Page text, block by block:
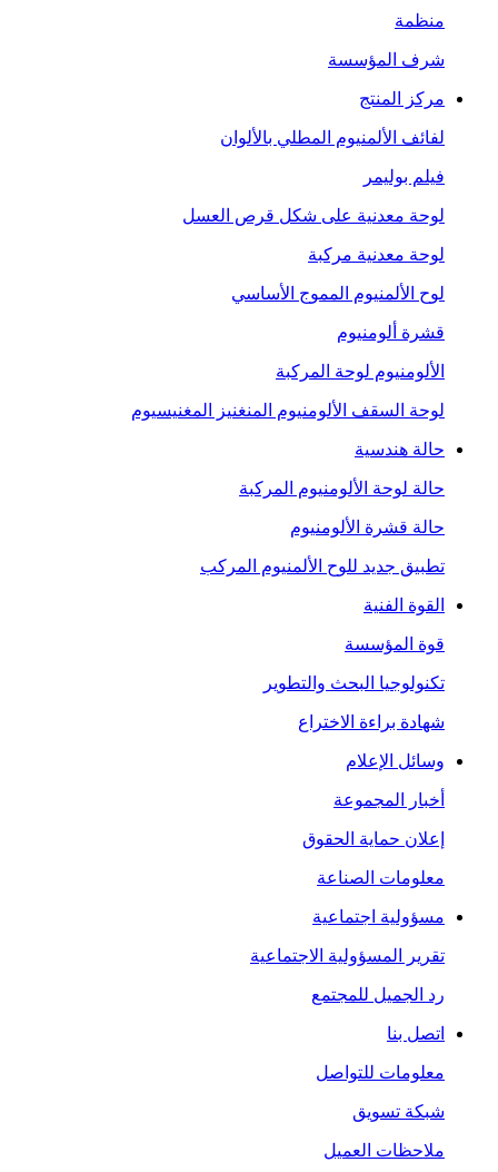
منظمة
شرف المؤسسة
مركز المنتج
لفائف الألمنيوم المطلي بالألوان
فيلم بوليمر
لوحة معدنية على شكل قرص العسل
لوحة معدنية مركبة
لوح الألمنيوم المموج الأساسي
قشرة ألومنيوم
الألومنيوم لوحة المركبة
لوحة السقف الألومنيوم المنغنيز المغنيسيوم
حالة هندسية
حالة لوحة الألومنيوم المركبة
حالة قشرة الألومنيوم
تطبيق جديد للوح الألمنيوم المركب
القوة الفنية
قوة المؤسسة
تكنولوجيا البحث والتطوير
شهادة براءة الاختراع
وسائل الإعلام
أخبار المجموعة
إعلان حماية الحقوق
معلومات الصناعة
مسؤولية اجتماعية
تقرير المسؤولية الاجتماعية
رد الجميل للمجتمع
اتصل بنا
معلومات للتواصل
شبكة تسويق
ملاحظات العميل